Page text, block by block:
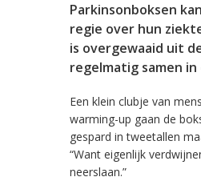
Parkinsonboksen
regie over hun
is overgewaaid uit
regelmatig samen
Een klein clubje van
warming-up gaan de
gespard in tweetallen
“Want eigenlijk
neerslaan.”